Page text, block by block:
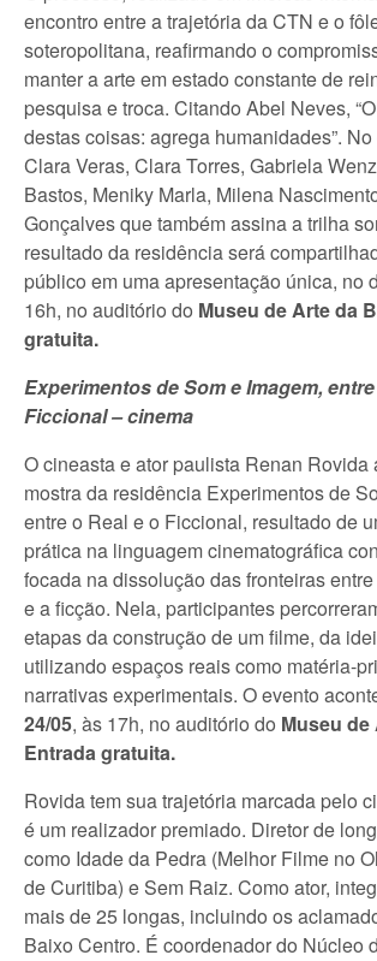
encontro entre a trajetória da CTN e o
soteropolitana, reafirmando o
manter a arte em estado constante de
pesquisa e troca. Citando Abel Neves,
destas coisas: agrega humanidades”.
Clara Veras, Clara Torres, Gabriela
Bastos, Meniky Marla, Milena
Gonçalves que também assina a trilha
resultado da residência será
público em uma apresentação única, no
16h, no auditório do Museu de Arte da
gratuita.
Experimentos de Som e Imagem,
Ficcional – cinema
O cineasta e ator paulista Renan Rovida
mostra da residência Experimentos de
entre o Real e o Ficcional, resultado de
prática na linguagem cinematográfica
focada na dissolução das fronteiras
e a ficção. Nela, participantes
etapas da construção de um filme, da
utilizando espaços reais como matéria-
narrativas experimentais. O evento
24/05, às 17h, no auditório do Museu de
Entrada gratuita.
Rovida tem sua trajetória marcada pelo
é um realizador premiado. Diretor de
como Idade da Pedra (Melhor Filme no
de Curitiba) e Sem Raiz. Como ator,
mais de 25 longas, incluindo os
Baixo Centro. É coordenador do Núcleo